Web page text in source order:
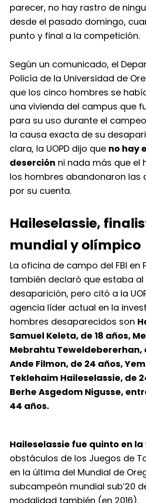
parecer, no hay rastro de
desde el pasado domingo,
punto y final a la competición.
Según un comunicado, el
Policía de la Universidad de
que los cinco hombres se
una vivienda del campus que
para su uso durante el
la causa exacta de su
clara, la UOPD dijo que no hay
deserción ni nada más que el
los hombres abandonaron las
por su cuenta.
Haileselassie,
mundial y olímpico
La oficina de campo del FBI en
también declaró que estaba
desaparición, pero citó a la
agencia líder actual en la
hombres desaparecidos son
Samuel Keleta, de 18 años,
Mebrahtu Teweldebererhan,
Ande Filmon, de 24 años,
Teklehaim Haileselassie, de
Berhe Asgedom Nigusse,
44 años.
Haileselassie fue quinto en la
obstáculos de los Juegos de
en la última del Mundial de
subcampeón mundial sub’20
modalidad también (en 2016).